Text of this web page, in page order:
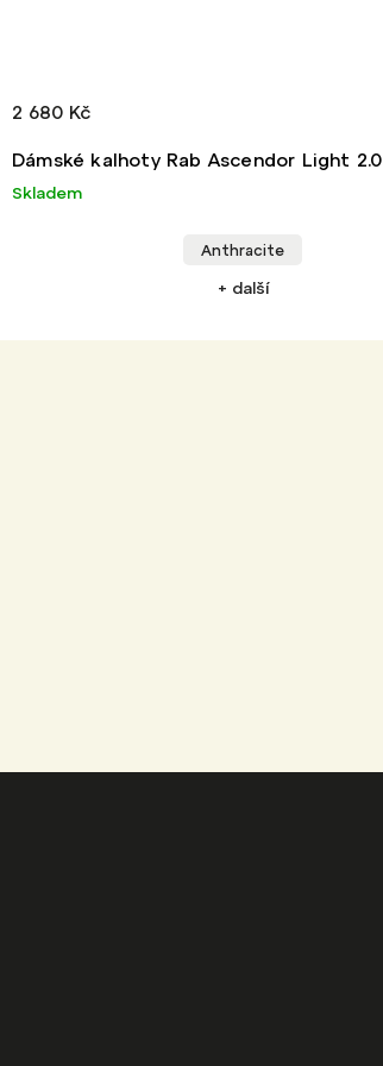
Dámské kalhoty Rab Ascendor Light 2.0
Skladem
2 680 Kč
Anthracite
+ další